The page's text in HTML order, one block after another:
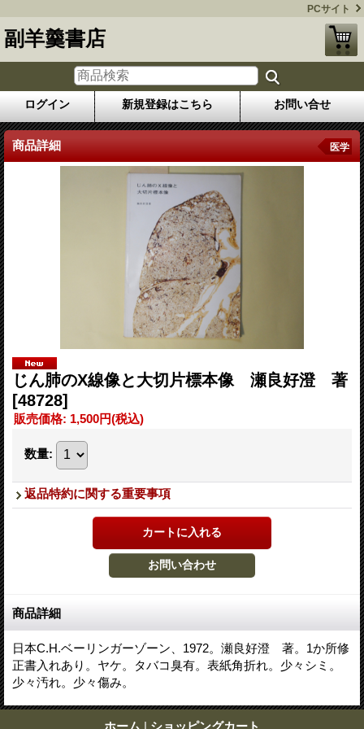
PCサイト
副羊羹書店
ログイン 新規登録はこちら お問い合せ
商品詳細 医学
じん肺のX線像と大切片標本像 瀬良好澄 著
[48728]
販売価格: 1,500円(税込)
数量:
返品特約に関する重要事項
商品詳細
日本C.H.ベーリンガーゾーン、1972。瀬良好澄 著。1か所修
正書入れあり。ヤケ。タバコ臭有。表紙角折れ。少々シミ。
少々汚れ。少々傷み。
ホーム | ショッピングカート